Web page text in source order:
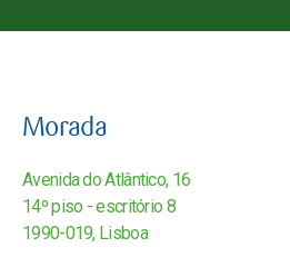
Morada
Avenida do Atlântico, 16
14º piso - escritório 8
1990-019, Lisboa